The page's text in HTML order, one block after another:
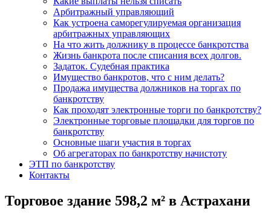
Арбитражный управляющий
Как устроена саморегулируемая организация
арбитражных управляющих
На что жить должнику в процессе банкротства
Жизнь банкрота после списания всех долгов.
Задаток. Судебная практика
Имущество банкротов, что с ним делать?
Продажа имущества должников на торгах по
банкротству
Как проходят электронные торги по банкротству?
Электронные торговые площадки для торгов по
банкротству
Основные шаги участия в торгах
Об агрегаторах по банкротству начистоту
ЭТП по банкротству
Контакты
Торговое здание 598,2 м² в Астрахани